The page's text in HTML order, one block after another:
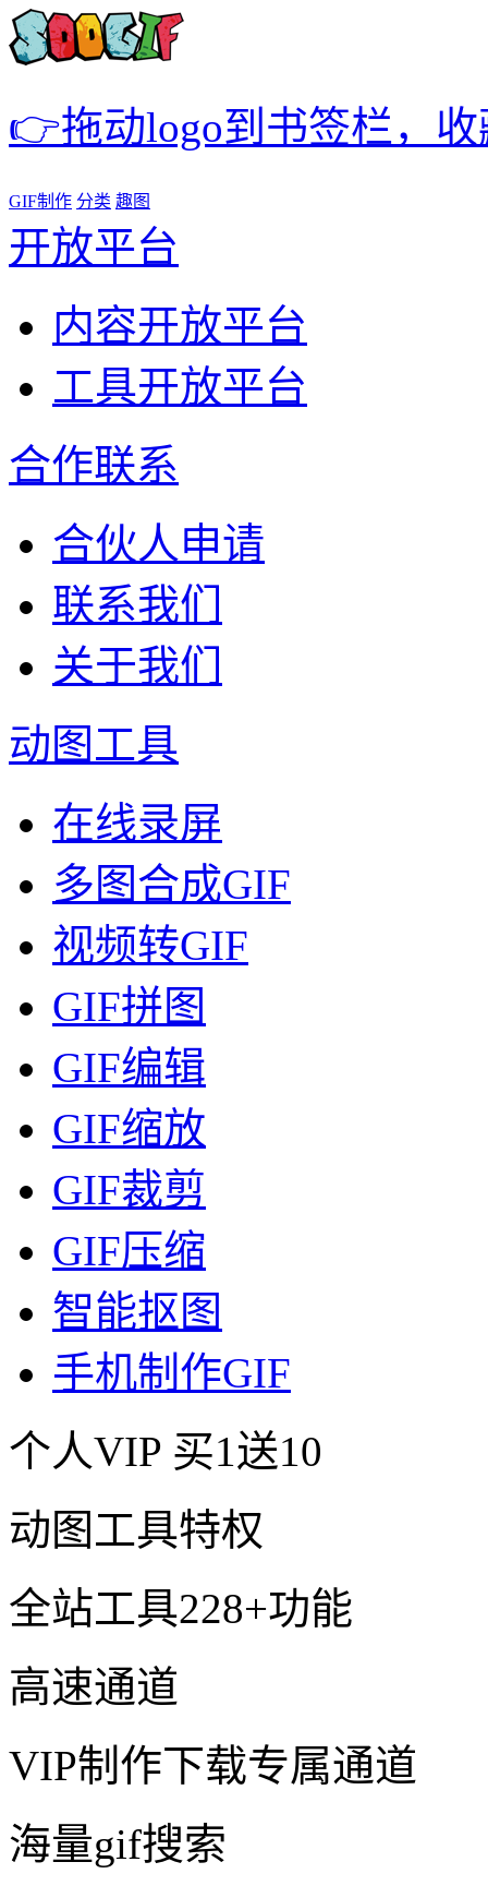
👉拖动logo到书签栏，
GIF制作 分类 趣图
开放平台
内容开放平台
工具开放平台
合作联系
合伙人申请
联系我们
关于我们
动图工具
在线录屏
多图合成GIF
视频转GIF
GIF拼图
GIF编辑
GIF缩放
GIF裁剪
GIF压缩
智能抠图
手机制作GIF
个人VIP 买1送10
动图工具特权
全站工具228+功能
高速通道
VIP制作下载专属通道
海量gif搜索